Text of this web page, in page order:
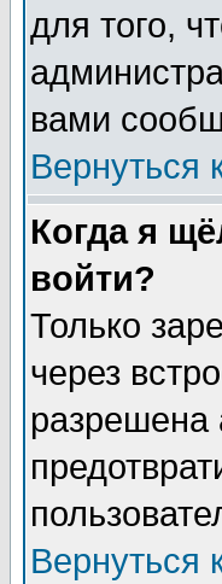
для того,
вами
Вернуться
Когда я
войти?
Только
через
разрешена
Вернуться